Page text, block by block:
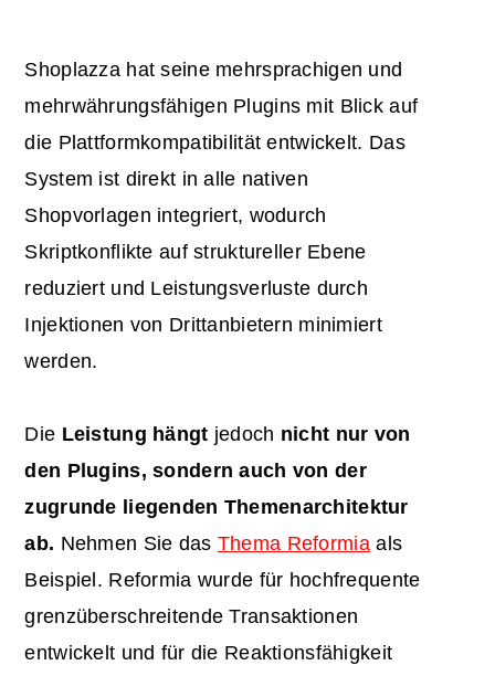
Shoplazza hat seine mehrsprachigen und
mehrwährungsfähigen Plugins mit Blick auf
die Plattformkompatibilität entwickelt. Das
System ist direkt in alle nativen
Shopvorlagen integriert, wodurch
Skriptkonflikte auf struktureller Ebene
reduziert und Leistungsverluste durch
Injektionen von Drittanbietern minimiert
werden.
Die Leistung hängt jedoch nicht nur von
den Plugins, sondern auch von der
zugrunde liegenden Themenarchitektur
ab. Nehmen Sie das Thema Reformiaals
Beispiel. Reformia wurde für hochfrequente
grenzüberschreitende Transaktionen
entwickelt und für die Reaktionsfähigkeit